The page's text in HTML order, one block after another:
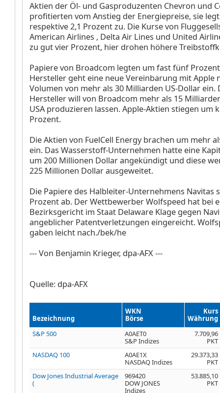
Aktien der Öl- und Gasproduzenten Chevron und
profitierten vom Anstieg der Energiepreise, sie
respektive 2,1 Prozent zu. Die Kurse von
American Airlines , Delta Air Lines und United
zu gut vier Prozent, hier drohen höhere
Papiere von Broadcom legten um fast fünf
Hersteller geht eine neue Vereinbarung mit Apple
Volumen von mehr als 30 Milliarden US-Dollar ein.
Hersteller will von Broadcom mehr als 15
USA produzieren lassen. Apple-Aktien stiegen um
Prozent.
Die Aktien von FuelCell Energybrachen um mehr
ein. Das Wasserstoff-Unternehmen hatte eine
um 200 Millionen Dollar angekündigt und diese
225 Millionen Dollar ausgeweitet.
Die Papiere des Halbleiter-Unternehmens Navitas
Prozent ab. Der Wettbewerber Wolfspeed hat bei
Bezirksgericht im Staat Delaware Klage gegen
angeblicher Patentverletzungen eingereicht.
gaben leicht nach./bek/he
--- Von Benjamin Krieger, dpa-AFX ---
Quelle: dpa-AFX
Bezeichnung
WKN
Börse
Kurs
Währung
S&P 500
A0AET0
S&P Indizes
7.709,96
PKT
NASDAQ 100
A0AE1X
NASDAQ Indizes
29.373,33
PKT
Dow Jones Industrial Average
(
969420
DOW JONES
Indizes
53.885,10
PKT